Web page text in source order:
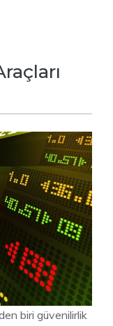
biri güvenilirlik